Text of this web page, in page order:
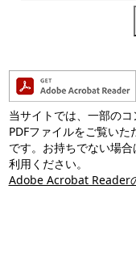
当サイトでは、一部のコ
PDFファイルをご覧い
です。お持ちでない場
利用ください。
Adobe Acrobat Reader